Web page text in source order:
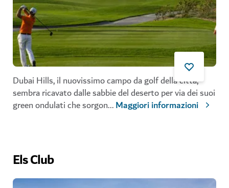
Dubai Hills, il nuovissimo campo da golf della città,
sembra ricavato dalle sabbie del deserto per via dei suoi
green ondulati che sorgon...Maggiori informazioni
Els Club